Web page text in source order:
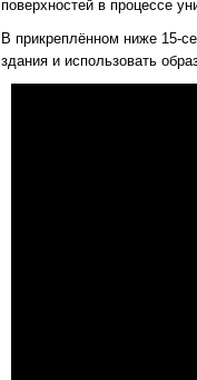
поверхностей в процессе
В прикреплённом ниже 15-
здания и использовать